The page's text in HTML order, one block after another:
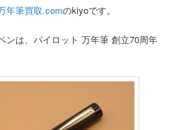
年筆買取.comのkiyoです。
ンは、パイロット 万年筆 創立70周年